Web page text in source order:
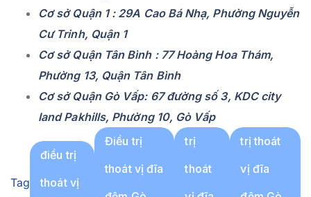
Cơ sở Quận 1 : 29A Cao Bá Nhạ, Phường Nguyễn
Cư Trinh, Quận 1
Cơ sở Quận Tân Bình : 77 Hoàng Hoa Thám,
Phường 13, Quận Tân Bình
Cơ sở Quận Gò Vấp: 67 đường số 3, KDC city
land Pakhills, Phường 10, Gò Vấp
Tag
điều trị
thoát vị
Điều trị
thoát vị đĩa
trị
thoát
trị thoát
vị đĩa